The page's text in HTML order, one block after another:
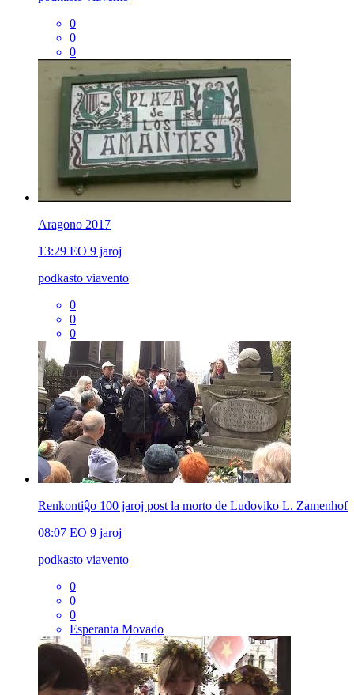
0
0
0
Aragono 2017
13:29 EO 9 jaroj
podkasto viavento
0
0
0
Renkontiĝo 100 jaroj post la morto de Ludoviko L. Zamenhof
08:07 EO 9 jaroj
podkasto viavento
0
0
0
Esperanta Movado